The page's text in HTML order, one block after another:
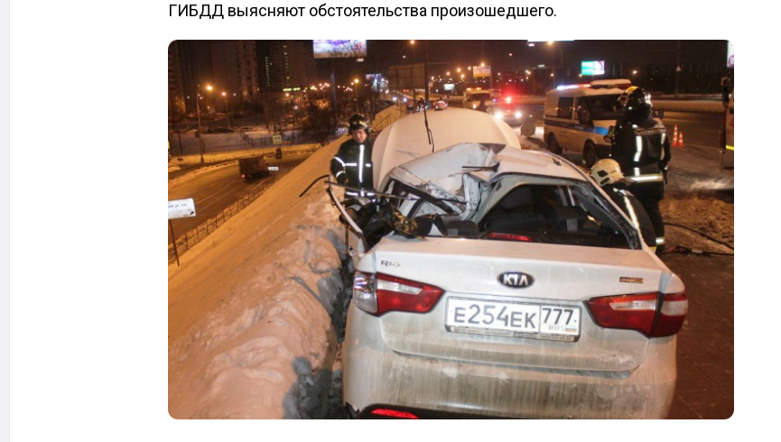
ГИБДД выясняют обстоятельства произошедшего.